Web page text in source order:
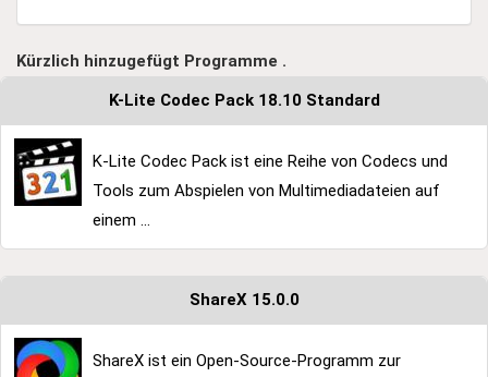
Kürzlich hinzugefügt Programme .
K-Lite Codec Pack 18.10 Standard
K-Lite Codec Pack ist eine Reihe von Codecs und
Tools zum Abspielen von Multimediadateien auf
einem ...
ShareX 15.0.0
ShareX ist ein Open-Source-Programm zur